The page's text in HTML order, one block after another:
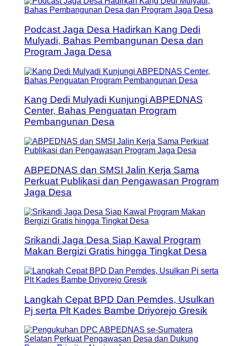
Podcast Jaga Desa Hadirkan Kang Dedi
Mulyadi, Bahas Pembangunan Desa dan
Program Jaga Desa
Kang Dedi Mulyadi Kunjungi ABPEDNAS
Center, Bahas Penguatan Program
Pembangunan Desa
ABPEDNAS dan SMSI Jalin Kerja Sama
Perkuat Publikasi dan Pengawasan Program
Jaga Desa
Srikandi Jaga Desa Siap Kawal Program
Makan Bergizi Gratis hingga Tingkat Desa
Langkah Cepat BPD Dan Pemdes, Usulkan
Pj serta Plt Kades Bambe Driyorejo Gresik